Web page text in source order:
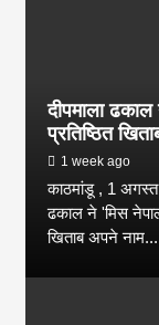
दीपमाला
प्रतिष्ठित
1 week ago
काठमांडू , 1 अगस्त
ढकाल ने 'मिस
खिताब अपने नाम...